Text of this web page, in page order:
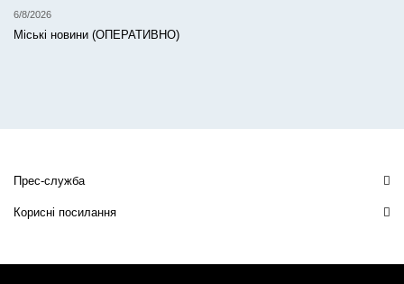
6/8/2026
Міські новини (ОПЕРАТИВНО)
Прес-служба
Корисні посилання